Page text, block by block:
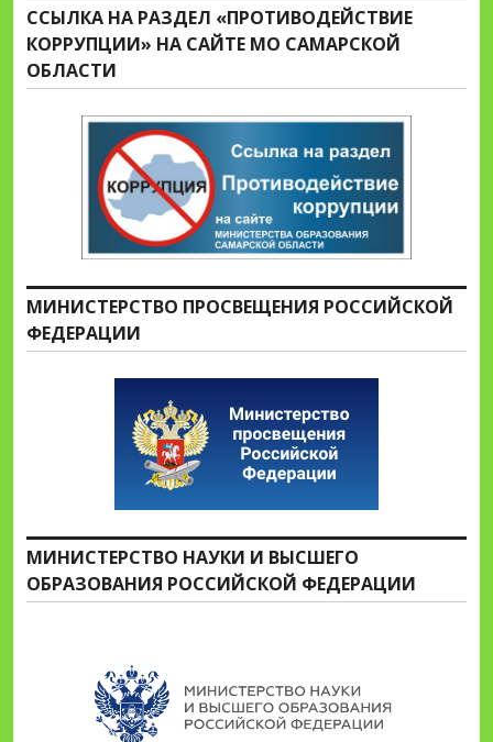
ССЫЛКА НА РАЗДЕЛ «ПРОТИВОДЕЙСТВИЕ
КОРРУПЦИИ» НА САЙТЕ МО САМАРСКОЙ
ОБЛАСТИ
МИНИСТЕРСТВО ПРОСВЕЩЕНИЯ РОССИЙСКОЙ
ФЕДЕРАЦИИ
МИНИСТЕРСТВО НАУКИ И ВЫСШЕГО
ОБРАЗОВАНИЯ РОССИЙСКОЙ ФЕДЕРАЦИИ